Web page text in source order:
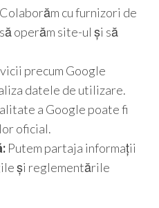
Colaborăm cu furnizori de
operăm site-ul și să
precum Google
datele de utilizare.
a Google poate fi
oficial.
Putem partaja informații
și reglementările